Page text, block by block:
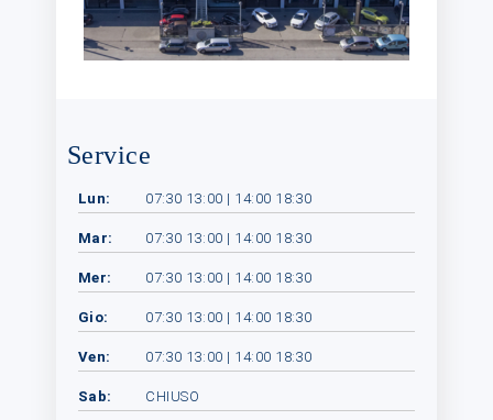
Service
Lun: 07:30 13:00 | 14:00 18:30
Mar: 07:30 13:00 | 14:00 18:30
Mer: 07:30 13:00 | 14:00 18:30
Gio: 07:30 13:00 | 14:00 18:30
Ven: 07:30 13:00 | 14:00 18:30
Sab: CHIUSO